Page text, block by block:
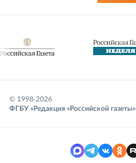
© 1998-2026
ФГБУ «Редакция «Российской газеты»